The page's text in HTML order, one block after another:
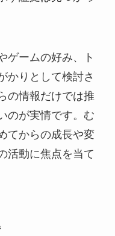
ゲームの好み、ト
かりとして検討さ
の情報だけでは推
のが実情です。む
てからの成長や変
活動に焦点を当て